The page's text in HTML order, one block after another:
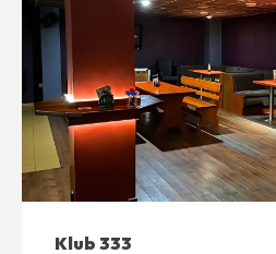
Klub 333